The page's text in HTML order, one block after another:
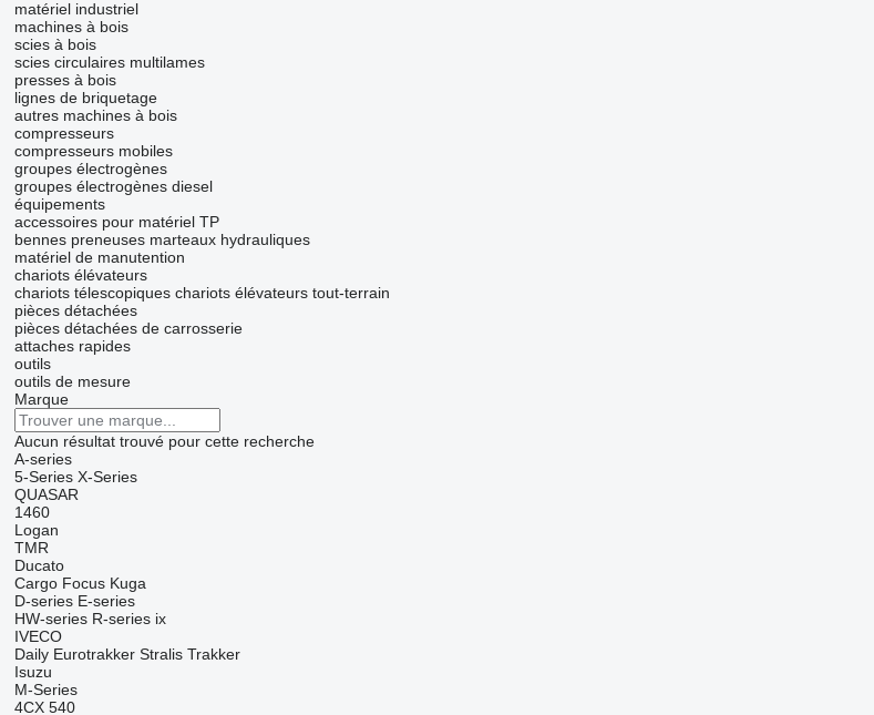
matériel industriel
machines à bois
scies à bois
scies circulaires multilames
presses à bois
lignes de briquetage
autres machines à bois
compresseurs
compresseurs mobiles
groupes électrogènes
groupes électrogènes diesel
équipements
accessoires pour matériel TP
bennes preneuses marteaux hydrauliques
matériel de manutention
chariots élévateurs
chariots télescopiques chariots élévateurs tout-terrain
pièces détachées
pièces détachées de carrosserie
attaches rapides
outils
outils de mesure
Marque
Aucun résultat trouvé pour cette recherche
A-series
5-Series X-Series
QUASAR
1460
Logan
TMR
Ducato
Cargo Focus Kuga
D-series E-series
HW-series R-series ix
IVECO
Daily Eurotrakker Stralis Trakker
Isuzu
M-Series
4CX 540